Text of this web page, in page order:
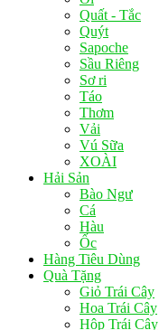
Quất - Tắc
Quýt
Sapoche
Sầu Riêng
Sơ ri
Táo
Thơm
Vải
Vú Sữa
XOÀI
Hải Sản
Bào Ngư
Cá
Hàu
Ốc
Hàng Tiêu Dùng
Quà Tặng
Giỏ Trái Cây
Hoa Trái Cây
Hộp Trái Cây